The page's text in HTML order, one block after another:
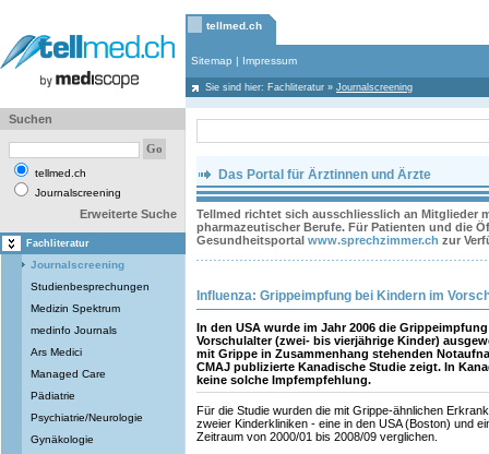
tellmed.ch
Sitemap | Impressum
Sie sind hier: Fachliteratur » Journalscreening
Suchen
tellmed.ch
Journalscreening
Erweiterte Suche
Fachliteratur
Journalscreening
Studienbesprechungen
Medizin Spektrum
medinfo Journals
Ars Medici
Managed Care
Pädiatrie
Psychiatrie/Neurologie
Gynäkologie
Das Portal für Ärztinnen und Ärzte
Tellmed richtet sich ausschliesslich an Mitglieder
pharmazeutischer Berufe. Für Patienten und die
Gesundheitsportal www.sprechzimmer.ch zur
Influenza: Grippeimpfung bei Kindern im
In den USA wurde im Jahr 2006 die
Vorschulalter (zwei- bis vierjährige Kinder)
mit Grippe in Zusammenhang stehenden
CMAJ publizierte Kanadische Studie zeigt. In
keine solche Impfempfehlung.
Für die Studie wurden die mit Grippe-ähnlichen
zweier Kinderkliniken - eine in den USA (Boston) und
Zeitraum von 2000/01 bis 2008/09 verglichen.